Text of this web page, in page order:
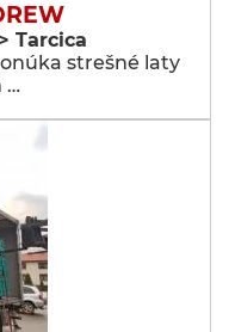
Tarcica
strešné laty
…